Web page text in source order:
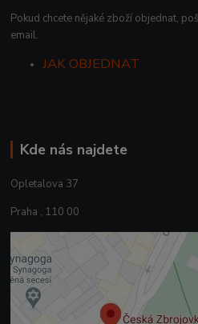
Pokud chcete nějaké zboží objednat,
email.
JAK OBJEDNAT
Kde nás najdete
Opletalova 37
Praha , 110 00